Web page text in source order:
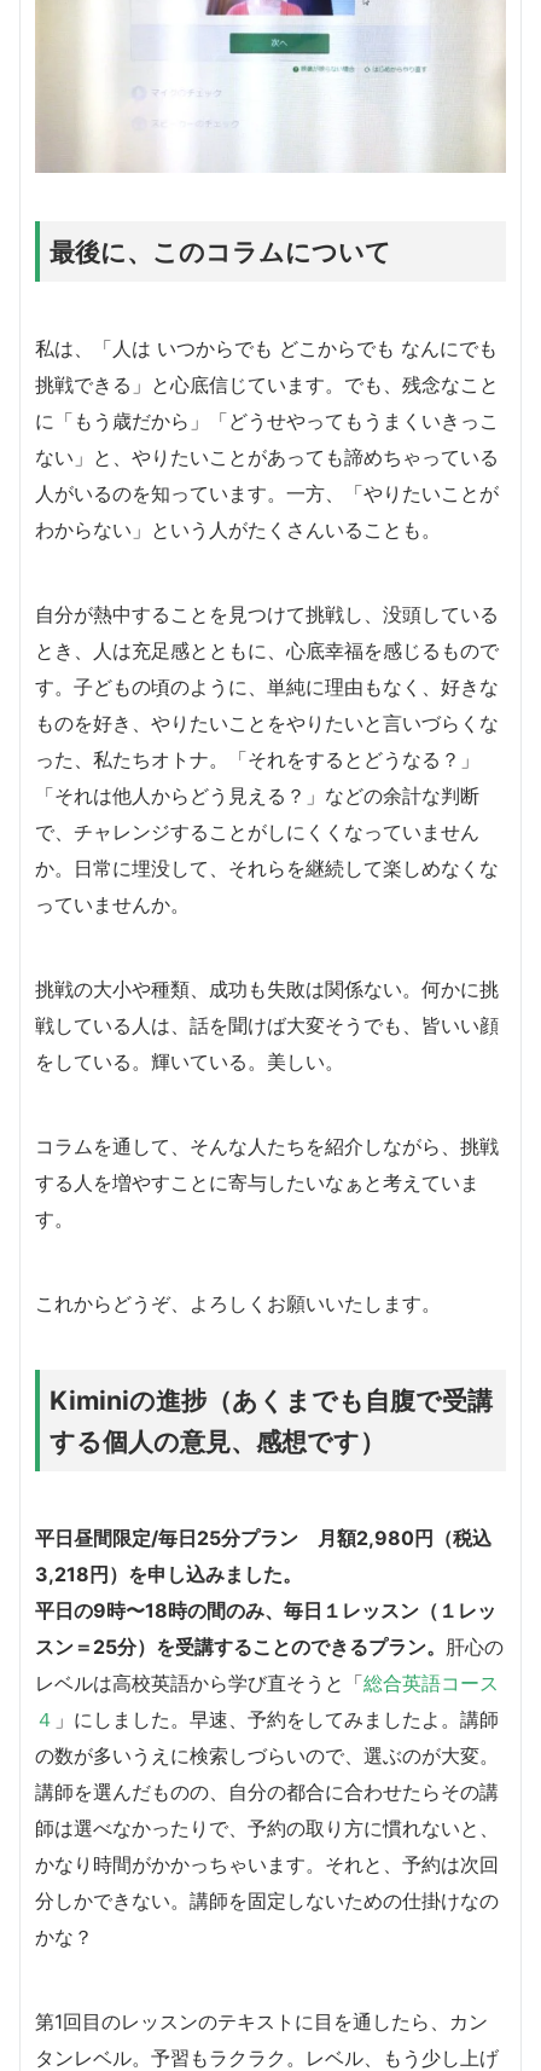
最後に、このコラムについて
私は、「人は いつからでも どこからでも なんにでも
挑戦できる」と心底信じています。でも、残念なこと
に「もう歳だから」「どうせやってもうまくいきっこ
ない」と、やりたいことがあっても諦めちゃっている
人がいるのを知っています。一方、「やりたいことが
わからない」という人がたくさんいることも。
自分が熱中することを見つけて挑戦し、没頭している
とき、人は充足感とともに、心底幸福を感じるもので
す。子どもの頃のように、単純に理由もなく、好きな
ものを好き、やりたいことをやりたいと言いづらくな
った、私たちオトナ。「それをするとどうなる？」
「それは他人からどう見える？」などの余計な判断
で、チャレンジすることがしにくくなっていません
か。日常に埋没して、それらを継続して楽しめなくな
っていませんか。
挑戦の大小や種類、成功も失敗は関係ない。何かに挑
戦している人は、話を聞けば大変そうでも、皆いい顔
をしている。輝いている。美しい。
コラムを通して、そんな人たちを紹介しながら、挑戦
する人を増やすことに寄与したいなぁと考えていま
す。
これからどうぞ、よろしくお願いいたします。
Kiminiの進捗（あくまでも自腹で受講
する個人の意見、感想です）
平日昼間限定/毎日25分プラン 月額2,980円（税込
3,218円）を申し込みました。
平日の9時〜18時の間のみ、毎日１レッスン（１レッ
スン＝25分）を受講することのできるプラン。 肝心の
レベルは高校英語から学び直そうと「総合英語コース
４ 」にしました。早速、予約をしてみましたよ。講師
の数が多いうえに検索しづらいので、選ぶのが大変。
講師を選んだものの、自分の都合に合わせたらその講
師は選べなかったりで、予約の取り方に慣れないと、
かなり時間がかかっちゃいます。それと、予約は次回
分しかできない。講師を固定しないための仕掛けなの
かな？
第1回目のレッスンのテキストに目を通したら、カン
タンレベル。予習もラクラク。レベル、もう少し上げ